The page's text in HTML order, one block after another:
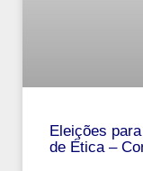
Eleições
de Ética –